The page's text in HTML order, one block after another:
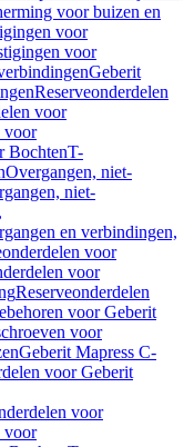
voor buizen en
voor
voor
Geberit
Reserveonderdelen
voor
voor
BochtenT-
Overgangen, niet-
niet-
en verbindingen,
voor
voor
Reserveonderdelen
voor Geberit
voor
Geberit Mapress C-
voor Geberit
voor
voor